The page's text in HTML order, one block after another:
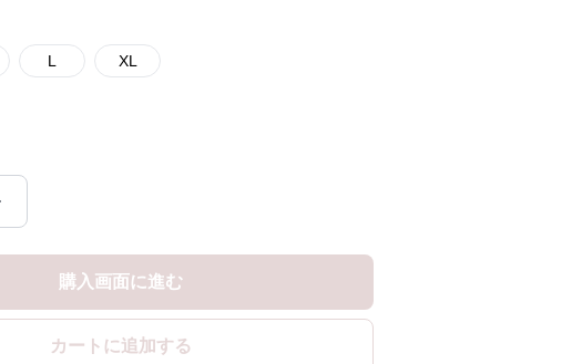
L XL
購入画面に進む
カートに追加する